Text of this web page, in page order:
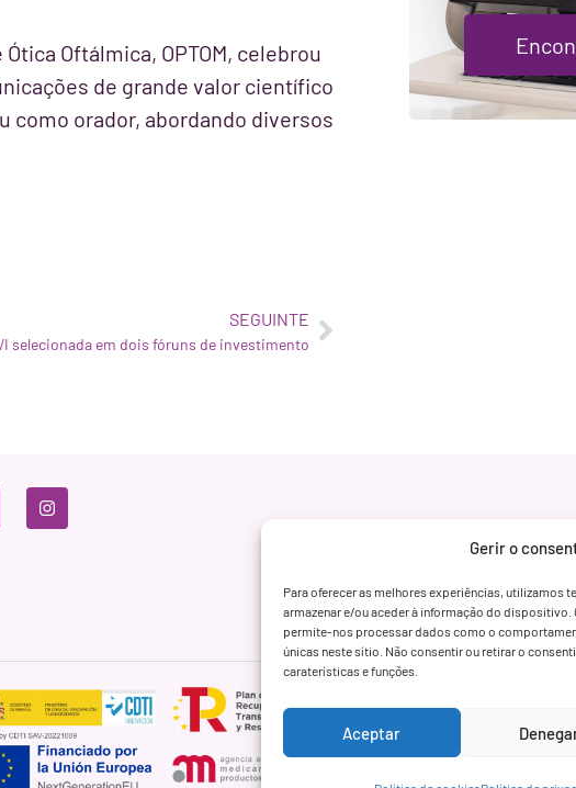
Gerir o
Para oferecer as melhores experiências, utilizamos
armazenar e/ou aceder à informação do
permite-nos processar dados como o
únicas neste sítio. Não consentir ou retirar o
caraterísticas e funções.
Aceptar
Oftálmica, OPTOM, celebrou
de grande valor científico
como orador, abordando diversos
SEGUINTE
selecionada em dois fóruns de investimento